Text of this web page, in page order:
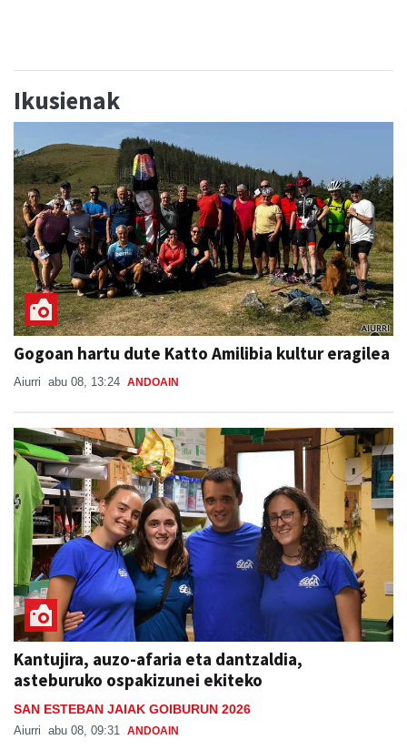
Ikusienak
Gogoan hartu dute Katto Amilibia kultur eragilea
Aiurri abu 08, 13:24 ANDOAIN
Kantujira, auzo-afaria eta dantzaldia,
asteburuko ospakizunei ekiteko
SAN ESTEBAN JAIAK GOIBURUN 2026
Aiurri abu 08, 09:31 ANDOAIN